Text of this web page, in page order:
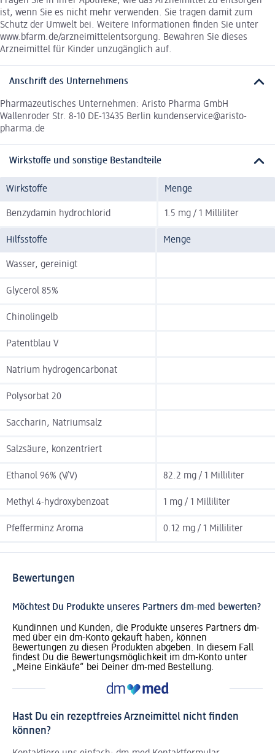
ist, wenn Sie es nicht mehr verwenden. Sie tragen damit zum
Schutz der Umwelt bei. Weitere Informationen finden Sie unter
www.bfarm.de/arzneimittelentsorgung. Bewahren Sie dieses
Arzneimittel für Kinder unzugänglich auf.
Anschrift des Unternehmens
Pharmazeutisches Unternehmen: Aristo Pharma GmbH
Wallenroder Str. 8-10 DE-13435 Berlin kundenservice@aristo-
pharma.de
Wirkstoffe und sonstige Bestandteile
Wirkstoffe Menge
Benzydamin hydrochlorid 1.5 mg / 1 Milliliter
Hilfsstoffe Menge
Wasser, gereinigt
Glycerol 85%
Chinolingelb
Patentblau V
Natrium hydrogencarbonat
Polysorbat 20
Saccharin, Natriumsalz
Salzsäure, konzentriert
Ethanol 96% (V/V) 82.2 mg / 1 Milliliter
Methyl 4-hydroxybenzoat 1 mg / 1 Milliliter
Pfefferminz Aroma 0.12 mg / 1 Milliliter
Bewertungen
Möchtest Du Produkte unseres Partners dm-med bewerten?
Kundinnen und Kunden, die Produkte unseres Partners dm-
med über ein dm-Konto gekauft haben, können
Bewertungen zu diesen Produkten abgeben. In diesem Fall
findest Du die Bewertungsmöglichkeit im dm-Konto unter
„Meine Einkäufe“ bei Deiner dm-med Bestellung.
Hast Du ein rezeptfreies Arzneimittel nicht finden
können?